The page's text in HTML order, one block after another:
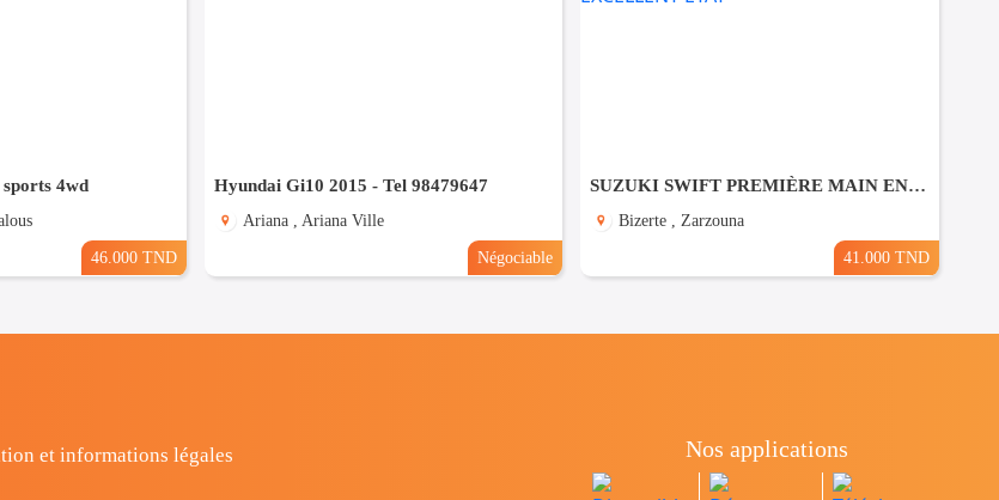
4wd
46.000 TND
Hyundai Gi10 2015 - Tel 98479647
Ariana , Ariana Ville
Négociable
SUZUKI SWIFT PREMIÈRE MAIN EN EXCELLENT ÉTAT
Bizerte , Zarzouna
41.000 TND
et informations légales
Nos applications